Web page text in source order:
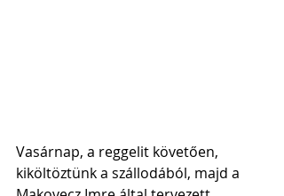
Vasárnap, a reggelit követően,
kiköltöztünk a szállodából, majd a